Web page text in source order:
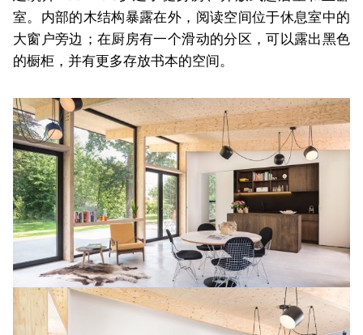
室。 内部的木结构暴露在外，阅读空间位于休息室中的
大窗户旁边；在厨房有一个滑动的分区，可以露出黑色
的橱柜，并有更多存放书本的空间。